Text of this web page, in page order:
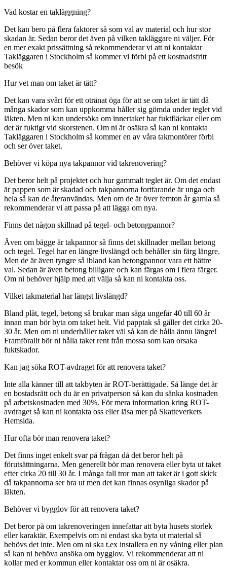
Vad kostar en takläggning?
Det kan bero på flera faktorer så som val av material och hur stor
skadan är. Sedan beror det även på vilken takläggare ni väljer. För
en mer exakt prissättning så rekommenderar vi att ni kontaktar
Takläggaren i Stockholm så kommer vi förbi på ett kostnadsfritt
besök
Hur vet man om taket är tätt?
Det kan vara svårt för ett otränat öga för att se om taket är tätt då
många skador som kan uppkomma håller sig gömda under teglet vid
läkten. Men ni kan undersöka om innertaket har fuktfläckar eller om
det är fuktigt vid skorstenen. Om ni är osäkra så kan ni kontakta
Takläggaren i Stockholm så kommer en av våra takmontörer förbi
och ser över taket.
Behöver vi köpa nya takpannor vid takrenovering?
Det beror helt på projektet och hur gammalt teglet är. Om det endast
är pappen som är skadad och takpannorna fortfarande är unga och
hela så kan de återanvändas. Men om de är över femton år gamla så
rekommenderar vi att passa på att lägga om nya.
Finns det någon skillnad på tegel- och betongpannor?
Även om bägge är takpannor så finns det skillnader mellan betong
och tegel. Tegel har en längre livslängd och behåller sin färg längre.
Men de är även tyngre så ibland kan betongpannor vara ett bättre
val. Sedan är även betong billigare och kan färgas om i flera färger.
Om ni behöver hjälp med att välja så kan ni kontakta oss.
Vilket takmaterial har längst livslängd?
Bland plåt, tegel, betong så brukar man säga ungefär 40 till 60 år
innan man bör byta om taket helt. Vid papptak så gäller det cirka 20-
30 år. Men om ni underhåller taket väl så kan de hålla ännu längre!
Framförallt bör ni hålla taket rent från mossa som kan orsaka
fuktskador.
Kan jag söka ROT-avdraget för att renovera taket?
Inte alla känner till att takbyten är ROT-berättigade. Så länge det är
en bostadsrätt och du är en privatperson så kan du sänka kostnaden
på arbetskostnaden med 30%. För mera information kring ROT-
avdraget så kan ni kontakta oss eller läsa mer på Skatteverkets
Hemsida.
Hur ofta bör man renovera taket?
Det finns inget enkelt svar på frågan då det beror helt på
förutsättningarna. Men generellt bör man renovera eller byta ut taket
efter cirka 20 till 30 år. I många fall tror man att taket är i gott skick
då takpannorna ser bra ut men det kan finnas osynliga skador på
läkten.
Behöver vi bygglov för att renovera taket?
Det beror på om takrenoveringen innefattar att byta husets storlek
eller karaktär. Exempelvis om ni endast ska byta ut material så
behövs det inte. Men om ni ska t.ex installera en ny våning eller plan
så kan ni behöva ansöka om bygglov. Vi rekommenderar att ni
kollar med er kommun eller kontaktar oss om ni är osäkra.